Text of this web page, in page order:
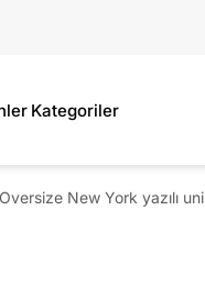
Kategoriler
Oversize New York yazılı